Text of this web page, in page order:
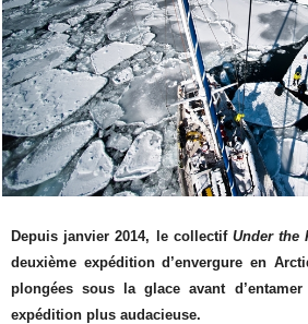
Depuis janvier 2014, le collectif Under the
deuxième expédition d’envergure en
plongées sous la glace avant
expédition plus audacieuse.